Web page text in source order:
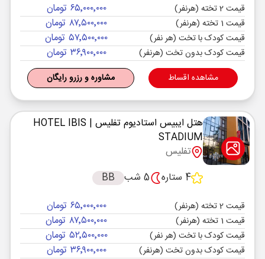
قیمت 2 تخته (هرنفر) ۶۵٬۰۰۰٬۰۰۰ تومان
قیمت 1 تخته (هرنفر) ۸۷٬۵۰۰٬۰۰۰ تومان
قیمت کودک با تخت (هر نفر) ۵۷٬۵۰۰٬۰۰۰ تومان
قیمت کودک بدون تخت (هرنفر) ۳۶٬۹۰۰٬۰۰۰ تومان
مشاهده اقساط مشاوره و رزرو رایگان
هتل ایبیس استادیوم تفلیس | HOTEL IBIS
STADIUM
تفلیس
4 ستاره
5 شب BB
قیمت 2 تخته (هرنفر) ۶۵٬۰۰۰٬۰۰۰ تومان
قیمت 1 تخته (هرنفر) ۸۷٬۵۰۰٬۰۰۰ تومان
قیمت کودک با تخت (هر نفر) ۵۲٬۵۰۰٬۰۰۰ تومان
قیمت کودک بدون تخت (هرنفر) ۳۶٬۹۰۰٬۰۰۰ تومان